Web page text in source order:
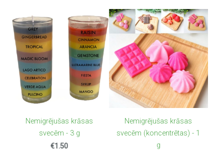
Nemigrējušas krāsas
svecēm - 3 g
€1.50
Nemigrējušas krāsas
svecēm (koncentrētas) - 1
g